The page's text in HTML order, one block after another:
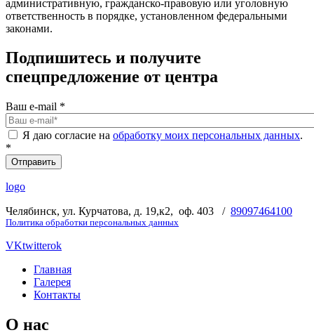
административную, гражданско-правовую или уголовную
ответственность в порядке, установленном федеральными
законами.
Подпишитесь и получите
спецпредложение от центра
Ваш e-mail *
Я даю согласие на обработку моих персональных данных.
*
logo
Челябинск, ул. Курчатова, д. 19,к2, оф. 403 / 89097464100
Политика обработки персональных данных
VKtwitterok
Главная
Галерея
Контакты
О нас